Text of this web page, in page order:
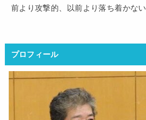
前より攻撃的、以前より落ち着かない
プロフィール